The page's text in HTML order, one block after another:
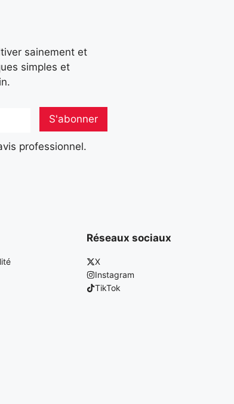
sainement et
simples et
S'abonner
professionnel.
Réseaux sociaux
X
Instagram
TikTok